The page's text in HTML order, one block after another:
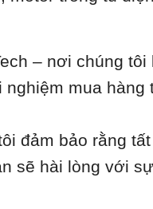
– nơi chúng
mua hàng
đảm bảo rằng
sẽ hài lòng với